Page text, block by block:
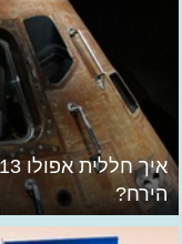
הירח?